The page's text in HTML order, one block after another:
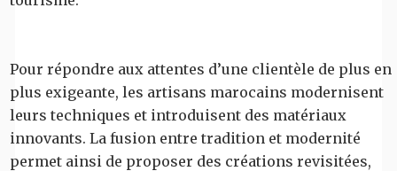
Pour répondre aux attentes d’une clientèle de plus en
plus exigeante, les artisans marocains modernisent
leurs techniques et introduisent des matériaux
innovants. La fusion entre tradition et modernité
permet ainsi de proposer des créations revisitées,